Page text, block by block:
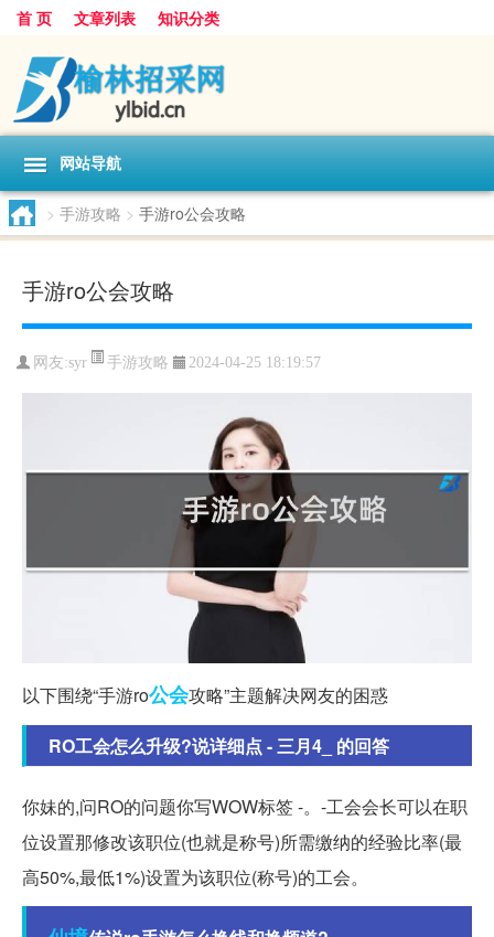
首 页 文章列表 知识分类
网站导航
> 手游攻略 > 手游ro公会攻略
手游ro公会攻略
网友:syr 手游攻略 2024-04-25 18:19:57
以下围绕“手游ro公会攻略”主题解决网友的困惑
RO工会怎么升级?说详细点 - 三月4_ 的回答
你妹的,问RO的问题你写WOW标签 -。-工会会长可以在职
位设置那修改该职位(也就是称号)所需缴纳的经验比率(最
高50%,最低1%)设置为该职位(称号)的工会。